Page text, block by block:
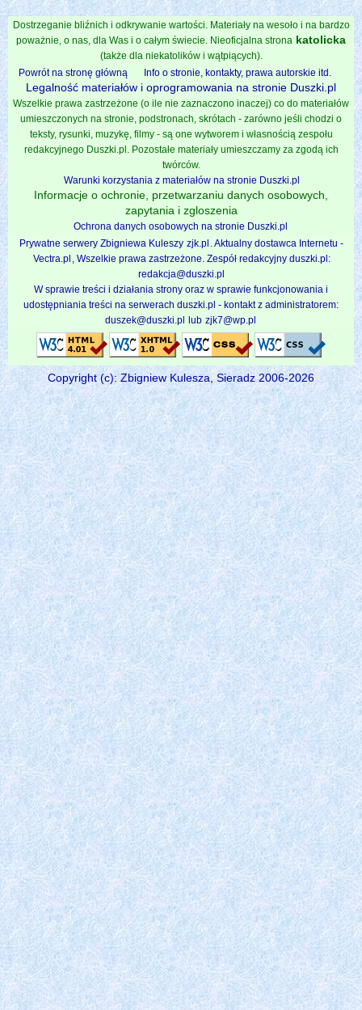
Dostrzeganie bliźnich i odkrywanie wartości. Materiały na wesoło i na bardzo
poważnie, o nas, dla Was i o całym świecie. Nieoficjalna strona katolicka
(także dla niekatolików i wątpiących).
Powrót na stronę główną
Info o stronie, kontakty, prawa autorskie itd.
Legalność materiałów i oprogramowania na stronie Duszki.pl
Wszelkie prawa zastrzeżone (o ile nie zaznaczono inaczej) co do materiałów
umieszczonych na stronie, podstronach, skrótach - zarówno jeśli chodzi o
teksty, rysunki, muzykę, filmy - są one wytworem i własnością zespołu
redakcyjnego Duszki.pl. Pozostałe materiały umieszczamy za zgodą ich
twórców.
Warunki korzystania z materiałów na stronie Duszki.pl
Informacje o ochronie, przetwarzaniu danych osobowych,
zapytania i zgloszenia
Ochrona danych osobowych na stronie Duszki.pl
Prywatne serwery Zbigniewa Kuleszy zjk.pl . Aktualny dostawca Internetu -
Vectra.pl , Wszelkie prawa zastrzeżone. Zespół redakcyjny duszki.pl:
redakcja@duszki.pl
W sprawie treści i działania strony oraz w sprawie funkcjonowania i
udostępniania treści na serwerach duszki.pl - kontakt z administratorem:
duszek@duszki.pl lub zjk7@wp.pl
Copyright (c): Zbigniew Kulesza, Sieradz 2006-2026